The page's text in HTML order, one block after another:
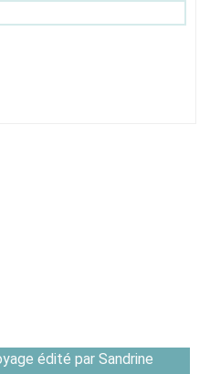
édité par Sandrine